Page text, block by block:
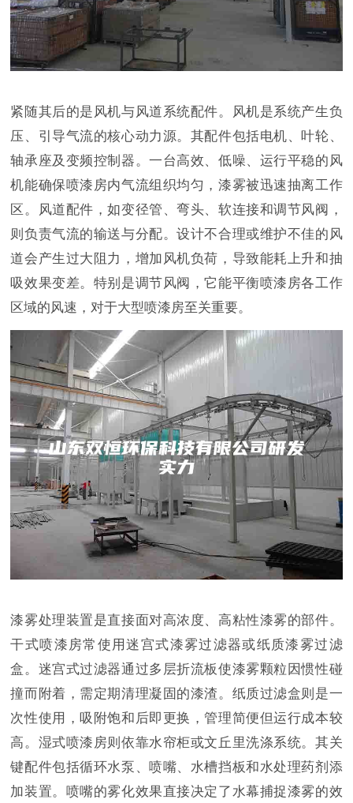
紧随其后的是风机与风道系统配件。风机是系统产生负
压、引导气流的核心动力源。其配件包括电机、叶轮、
轴承座及变频控制器。一台高效、低噪、运行平稳的风
机能确保喷漆房内气流组织均匀，漆雾被迅速抽离工作
区。风道配件，如变径管、弯头、软连接和调节风阀，
则负责气流的输送与分配。设计不合理或维护不佳的风
道会产生过大阻力，增加风机负荷，导致能耗上升和抽
吸效果变差。特别是调节风阀，它能平衡喷漆房各工作
区域的风速，对于大型喷漆房至关重要。
漆雾处理装置是直接面对高浓度、高粘性漆雾的部件。
干式喷漆房常使用迷宫式漆雾过滤器或纸质漆雾过滤
盒。迷宫式过滤器通过多层折流板使漆雾颗粒因惯性碰
撞而附着，需定期清理凝固的漆渣。纸质过滤盒则是一
次性使用，吸附饱和后即更换，管理简便但运行成本较
高。湿式喷漆房则依靠水帘柜或文丘里洗涤系统。其关
键配件包括循环水泵、喷嘴、水槽挡板和水处理药剂添
加装置。喷嘴的雾化效果直接决定了水幕捕捉漆雾的效